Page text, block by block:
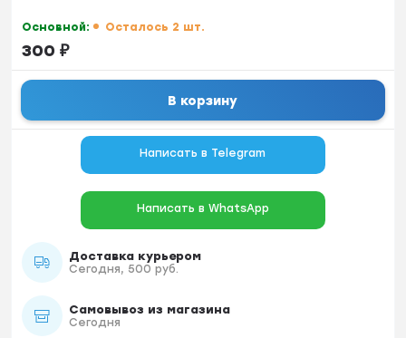
Основной: Осталось 2 шт.
300 ₽
В корзину
Написать в Telegram
Написать в WhatsApp
Доставка курьером
Сегодня, 500 руб.
Самовывоз из магазина
Сегодня